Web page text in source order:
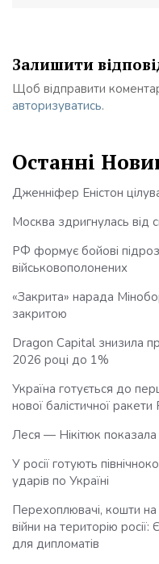
Залишити
Щоб відправити
авторизуватись.
Останні
Дженніфер Еністон
Москва здригнулась від
РФ формує бойові
військовополонених
«Закрита» нарада
закритою
Dragon Capital знизила
2026 році до 1%
Україна готується до
нової балістичної ракети
Леся — Нікітюк
У росії готують
ударів по Україні
Перехоплювачі, кошти
війни на територію
для дипломатів